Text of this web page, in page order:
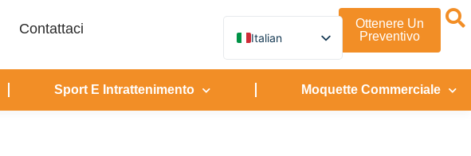
Contattaci
Italian
English
German
Ottenere Un
Preventivo
Sport E Intrattenimento Moquette Commerciale